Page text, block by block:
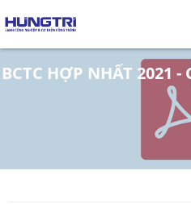
BCTC HỢP NHẤT 2021 -